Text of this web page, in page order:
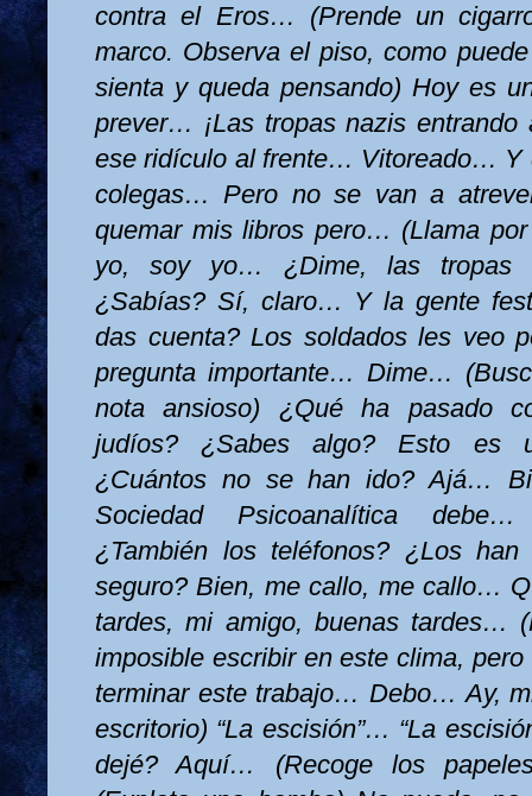
contra el Eros… (Prende un
marco. Observa el piso, como
sienta y queda pensando) Hoy es
prever… ¡Las tropas nazis entrando
ese ridículo al frente… Vitoreado… Y
colegas… Pero no se van a
quemar mis libros pero… (Llama
yo, soy yo… ¿Dime, las tropas
¿Sabías? Sí, claro… Y la gente
das cuenta? Los soldados les veo
pregunta importante… Dime…
nota ansioso) ¿Qué ha pasado
judíos? ¿Sabes algo? Esto es
¿Cuántos no se han ido? Ajá…
Sociedad Psicoanalítica debe…
¿También los teléfonos? ¿Los han
seguro? Bien, me callo, me callo…
tardes, mi amigo, buenas tardes…
imposible escribir en este clima,
terminar este trabajo… Debo… Ay,
escritorio) “La escisión”… “La
dejé? Aquí… (Recoge los